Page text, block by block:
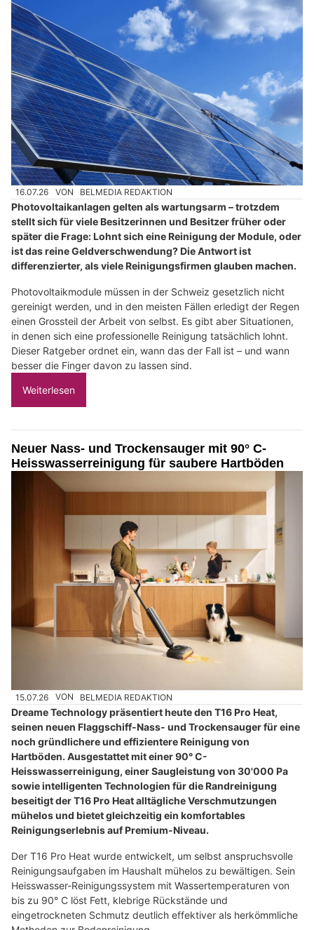
16.07.26 VON BELMEDIA REDAKTION
Photovoltaikanlagen gelten als wartungsarm – trotzdem
stellt sich für viele Besitzerinnen und Besitzer früher oder
später die Frage: Lohnt sich eine Reinigung der Module, oder
ist das reine Geldverschwendung? Die Antwort ist
differenzierter, als viele Reinigungsfirmen glauben machen.
Photovoltaikmodule müssen in der Schweiz gesetzlich nicht
gereinigt werden, und in den meisten Fällen erledigt der Regen
einen Grossteil der Arbeit von selbst. Es gibt aber Situationen,
in denen sich eine professionelle Reinigung tatsächlich lohnt.
Dieser Ratgeber ordnet ein, wann das der Fall ist – und wann
besser die Finger davon zu lassen sind.
Weiterlesen
Neuer Nass- und Trockensauger mit 90° C-
Heisswasserreinigung für saubere Hartböden
15.07.26 VON BELMEDIA REDAKTION
Dreame Technology präsentiert heute den T16 Pro Heat,
seinen neuen Flaggschiff-Nass- und Trockensauger für eine
noch gründlichere und effizientere Reinigung von
Hartböden. Ausgestattet mit einer 90° C-
Heisswasserreinigung, einer Saugleistung von 30'000 Pa
sowie intelligenten Technologien für die Randreinigung
beseitigt der T16 Pro Heat alltägliche Verschmutzungen
mühelos und bietet gleichzeitig ein komfortables
Reinigungserlebnis auf Premium-Niveau.
Der T16 Pro Heat wurde entwickelt, um selbst anspruchsvolle
Reinigungsaufgaben im Haushalt mühelos zu bewältigen. Sein
Heisswasser-Reinigungssystem mit Wassertemperaturen von
bis zu 90° C löst Fett, klebrige Rückstände und
eingetrockneten Schmutz deutlich effektiver als herkömmliche